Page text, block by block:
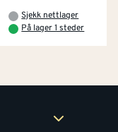
Sjekk nettlager
På lager 1 steder